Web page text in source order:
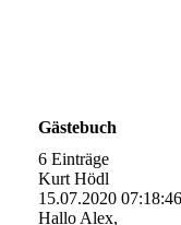
Gästebuch
6 Einträge
Kurt Hödl
15.07.2020 07:18:46
Hallo Alex,